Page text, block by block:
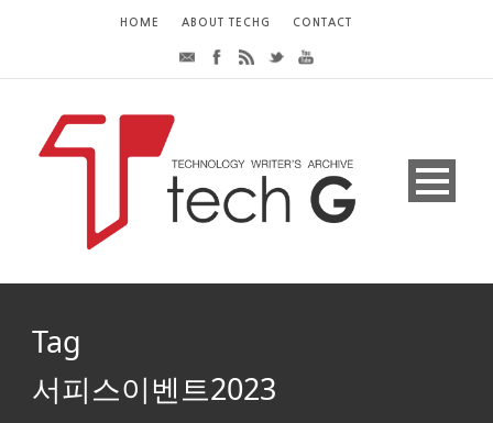
HOME ABOUT TECHG CONTACT
Tag
서피스이벤트2023